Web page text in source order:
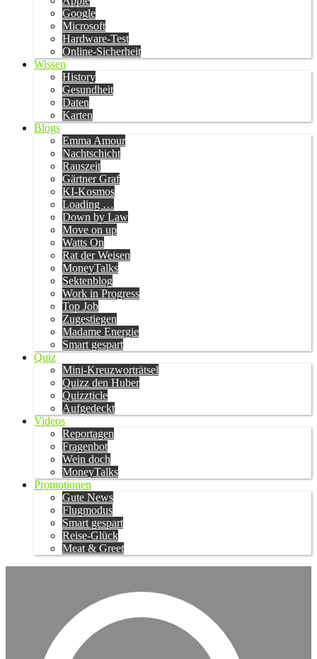
Google
Microsoft
Hardware-Test
Online-Sicherheit
Wissen
History
Gesundheit
Daten
Karten
Blogs
Emma Amour
Nachtschicht
Rauszeit
Gärtner Graf
KI-Kosmos
Loading …
Down by Law
Move on up
Watts On
Rat der Weisen
MoneyTalks
Sektenblog
Work in Progress
Top Job
Zugestiegen
Madame Energie
Smart gespart
Quiz
Mini-Kreuzworträtsel
Quizz den Huber
Quizzticle
Aufgedeckt
Videos
Reportagen
Fragenbot
Wein doch
MoneyTalks
Promotionen
Gute News
Flugmodus
Smart gespart
Reise-Glück
Meat & Greet